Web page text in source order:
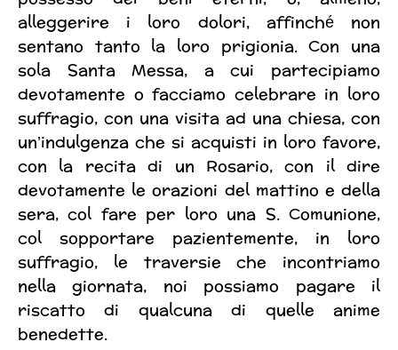
alleggerire i loro dolori, affinché non
sentano tanto la loro prigionia. Con una
sola Santa Messa, a cui partecipiamo
devotamente o facciamo celebrare in loro
suffragio, con una visita ad una chiesa, con
un’indulgenza che si acquisti in loro favore,
con la recita di un Rosario, con il dire
devotamente le orazioni del mattino e della
sera, col fare per loro una S. Comunione,
col sopportare pazientemente, in loro
suffragio, le traversie che incontriamo
nella giornata, noi possiamo pagare il
riscatto di qualcuna di quelle anime
benedette.